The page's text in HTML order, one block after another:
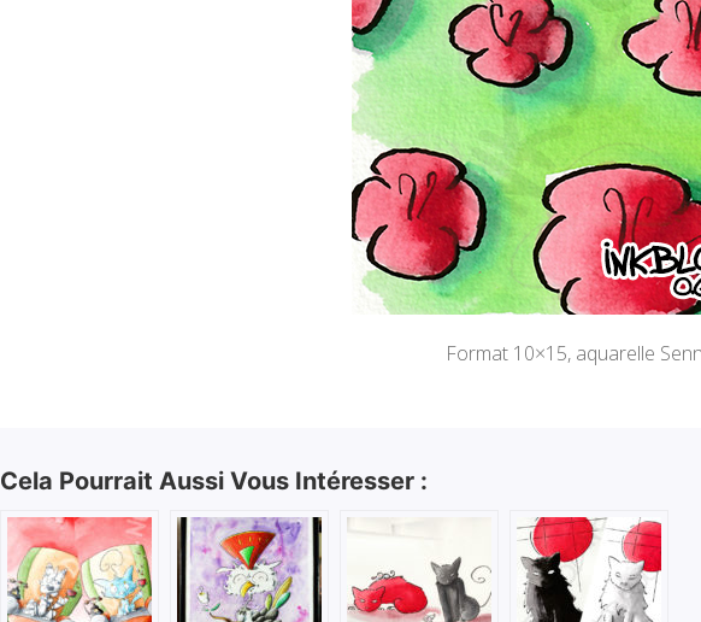
Format 10×15, aquarelle
Cela Pourrait Aussi Vous Intéresser :